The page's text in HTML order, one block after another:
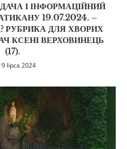
І ІНФОРМАЦІЙНИЙ
19.07.2024. –
РУБРИКА ДЛЯ ХВОРИХ
КСЕНІ ВЕРХОВИНЕЦЬ
(17).
lipca 2024